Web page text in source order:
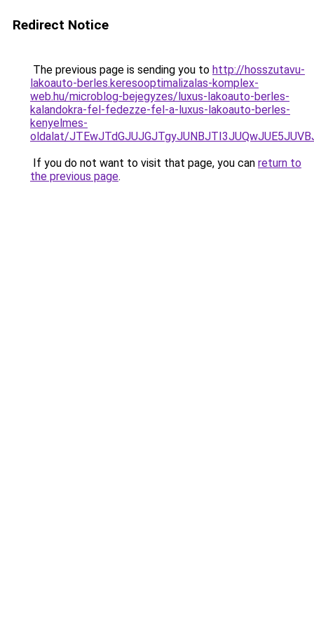
Redirect Notice
The previous page is sending you to http://hosszutavu-
lakoauto-berles.keresooptimalizalas-komplex-
web.hu/microblog-bejegyzes/luxus-lakoauto-berles-
kalandokra-fel-fedezze-fel-a-luxus-lakoauto-berles-
kenyelmes-
oldalat/
If you do not want to visit that page, you can return to
the previous page.